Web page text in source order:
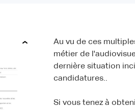
Au vu de ces
métier de
dernière situation
candidatures..
Si vous tenez à